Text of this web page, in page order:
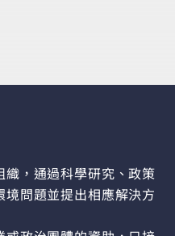
，通過科學研究、政策
問題並提出相應解決方